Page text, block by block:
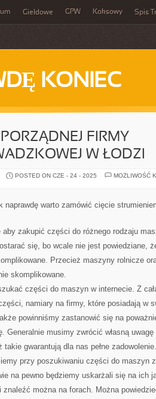
Giełdowe GPW Koksowy Spis
KONIEC
FIRMY
W ŁODZI
POSTED ON CZE - 24 - 2025
MOŻLIWOŚĆ
naprawdę warto zamówić cięcie
zakupić części do różnego rodzaju
się, bo wcale nie jest powiedziane,
Przecież maszyny rolnicze
skomplikowane.
części do maszyn w internecie. Z
namiary na firmy, które posiadają w
powinniśmy zastanowić się na
Generalnie musimy zwrócić własną
takie gwarantują dla nas pełne zadowolenie.
przy poszukiwaniu części do maszyn
na pewno będziemy uskarżali się na ich
znaleźć można na forach. Można